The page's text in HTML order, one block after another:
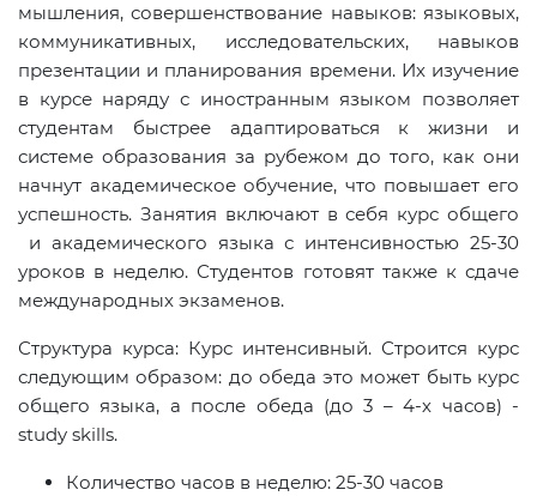
мышления, совершенствование навыков: языковых,
коммуникативных, исследовательских, навыков
презентации и планирования времени. Их изучение
в курсе наряду с иностранным языком позволяет
студентам быстрее адаптироваться к жизни и
системе образования за рубежом до того, как они
начнут академическое обучение, что повышает его
успешность. Занятия включают в себя курс общего
и академического языка с интенсивностью 25-30
уроков в неделю. Студентов готовят также к сдаче
международных экзаменов.
Структура курса: Курс интенсивный. Строится курс
следующим образом: до обеда это может быть курс
общего языка, а после обеда (до 3 – 4-х часов) -
study skills.
Количество часов в неделю: 25-30 часов